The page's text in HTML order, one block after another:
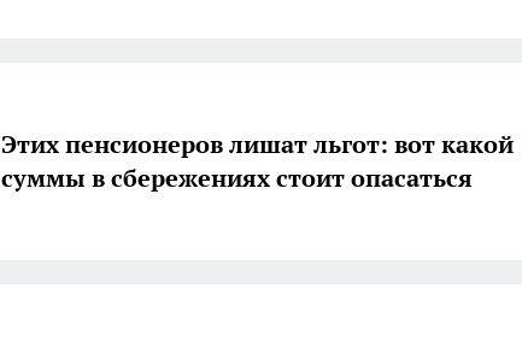
Этих пенсионеров лишат льгот: вот какой
суммы в сбережениях стоит опасаться